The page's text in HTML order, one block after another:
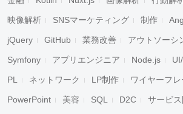
映像解析 SNSマーケティング 制作
jQuery GitHub 業務改善 アウトソーシ
Symfony アプリエンジニア Node.js
PL ネットワーク LP制作 ワイヤーフレ
PowerPoint 美容 SQL D2C サービ